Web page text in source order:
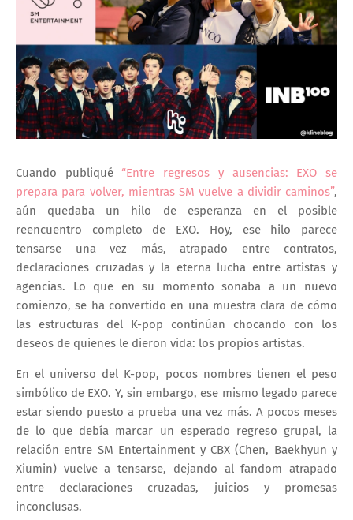
Cuando publiqué“Entre regresos y ausencias: EXO se
prepara para volver, mientras SM vuelve a dividir caminos”,
aún quedaba un hilo de esperanza en el posible
reencuentro completo de EXO. Hoy, ese hilo parece
tensarse una vez más, atrapado entre contratos,
declaraciones cruzadas y la eterna lucha entre artistas y
agencias. Lo que en su momento sonaba a un nuevo
comienzo, se ha convertido en una muestra clara de cómo
las estructuras del K-pop continúan chocando con los
deseos de quienes le dieron vida: los propios artistas.
En el universo del K-pop, pocos nombres tienen el peso
simbólico de EXO. Y, sin embargo, ese mismo legado parece
estar siendo puesto a prueba una vez más. A pocos meses
de lo que debía marcar un esperado regreso grupal, la
relación entre SM Entertainmenty CBX (Chen, Baekhyun y
Xiumin) vuelve a tensarse, dejando al fandom atrapado
entre declaraciones cruzadas, juicios y promesas
inconclusas.